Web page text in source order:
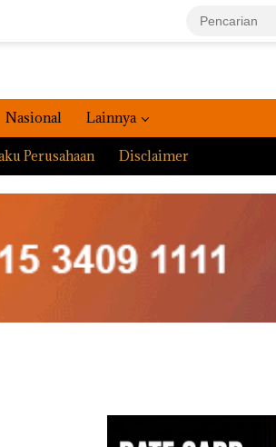
Nasional Lainnya
Perusahaan Disclaimer